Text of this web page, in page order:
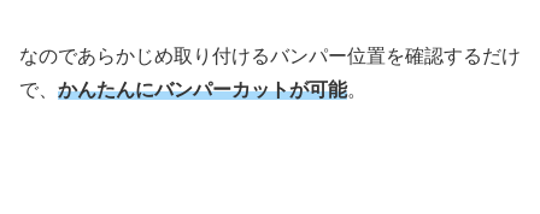
なのであらかじめ取り付けるバンパー位置を確認するだけ
で、 かんたんにバンパーカットが可能。